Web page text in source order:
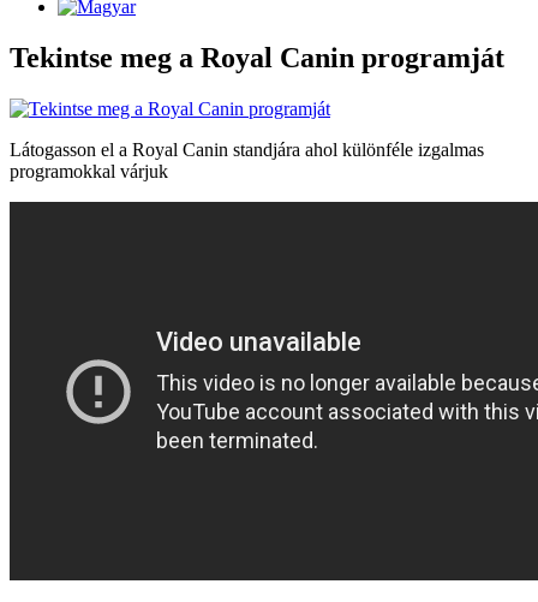
Tekintse meg a Royal Canin programját
Látogasson el a Royal Canin standjára ahol különféle izgalmas
programokkal várjuk